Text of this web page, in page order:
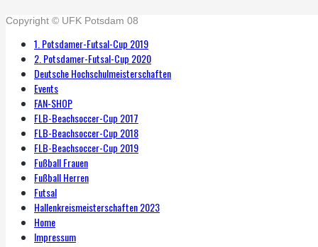
Copyright © UFK Potsdam 08
1. Potsdamer-Futsal-Cup 2019
2. Potsdamer-Futsal-Cup 2020
Deutsche Hochschulmeisterschaften
Events
FAN-SHOP
FLB-Beachsoccer-Cup 2017
FLB-Beachsoccer-Cup 2018
FLB-Beachsoccer-Cup 2019
Fußball Frauen
Fußball Herren
Futsal
Hallenkreismeisterschaften 2023
Home
Impressum